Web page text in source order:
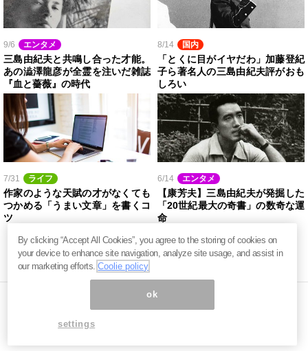
9/6 エンタメ
三島由紀夫と共鳴し合った才能。
あの澁澤龍彦が全霊を注いだ雑誌
『血と薔薇』の時代
8/14 国内
「とくに目がイヤだわ」加藤登紀
子ら著名人の三島由紀夫評がおも
しろい
7/31 ライフ
作家のような天賦の才がなくても
つかめる「うまい文章」を書くコ
ツ
6/14 エンタメ
【康芳夫】三島由紀夫が発掘した
「20世紀最大の奇書」の数奇な運
命
ページ内の商標は全て商標権者に属します。無断転載を禁じます。 ©
By clicking “Accept All Cookies”, you agree to the storing of cookies on
your device to enhance site navigation, analyze site usage, and assist in
our marketing efforts.Coolie policy
ok
settings